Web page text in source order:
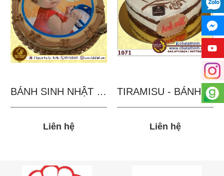
BÁNH SINH NHẬT IN...
Liên hệ
TIRAMISU - BÁNH TẶNG...
Liên hệ